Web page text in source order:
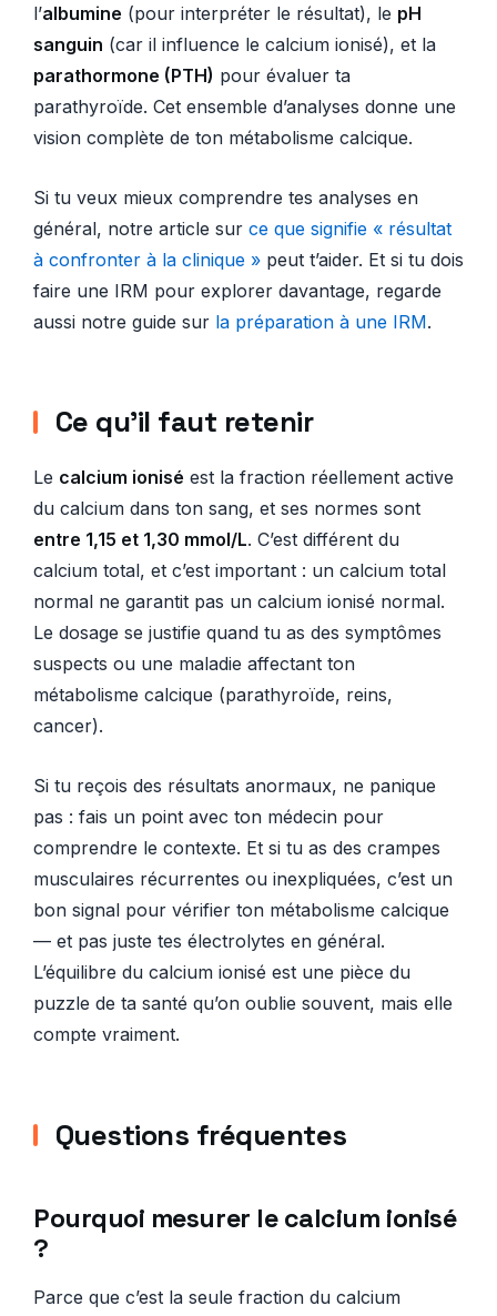
l’albumine (pour interpréter le résultat), le pH
sanguin (car il influence le calcium ionisé), et la
parathormone (PTH) pour évaluer ta
parathyroïde. Cet ensemble d’analyses donne une
vision complète de ton métabolisme calcique.
Si tu veux mieux comprendre tes analyses en
général, notre article sur ce que signifie « résultat
à confronter à la clinique » peut t’aider. Et si tu dois
faire une IRM pour explorer davantage, regarde
aussi notre guide sur la préparation à une IRM.
Ce qu’il faut retenir
Le calcium ionisé est la fraction réellement active
du calcium dans ton sang, et ses normes sont
entre 1,15 et 1,30 mmol/L. C’est différent du
calcium total, et c’est important : un calcium total
normal ne garantit pas un calcium ionisé normal.
Le dosage se justifie quand tu as des symptômes
suspects ou une maladie affectant ton
métabolisme calcique (parathyroïde, reins,
cancer).
Si tu reçois des résultats anormaux, ne panique
pas : fais un point avec ton médecin pour
comprendre le contexte. Et si tu as des crampes
musculaires récurrentes ou inexpliquées, c’est un
bon signal pour vérifier ton métabolisme calcique
— et pas juste tes électrolytes en général.
L’équilibre du calcium ionisé est une pièce du
puzzle de ta santé qu’on oublie souvent, mais elle
compte vraiment.
Questions fréquentes
Pourquoi mesurer le calcium ionisé
?
Parce que c’est la seule fraction du calcium